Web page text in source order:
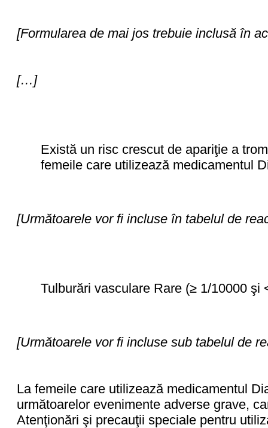
[Formularea de mai jos trebuie inclusă în
[…]
Există un risc crescut de apariţie a
femeile care utilizează medicamentul
[Următoarele vor fi incluse în tabelul de
Tulburări vasculare Rare (≥ 1/10000 şi
[Următoarele vor fi incluse sub tabelul de
La femeile care utilizează medicamentul
următoarelor evenimente adverse grave,
Atenţionări şi precauţii speciale pentru